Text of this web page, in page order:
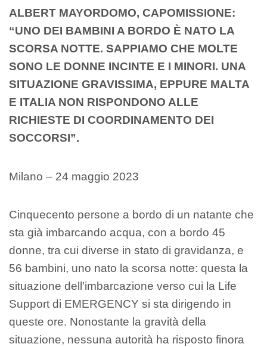
ALBERT MAYORDOMO, CAPOMISSIONE:
“UNO DEI BAMBINI A BORDO È NATO LA
SCORSA NOTTE. SAPPIAMO CHE MOLTE
SONO LE DONNE INCINTE E I MINORI. UNA
SITUAZIONE GRAVISSIMA, EPPURE MALTA
E ITALIA NON RISPONDONO ALLE
RICHIESTE DI COORDINAMENTO DEI
SOCCORSI”.
Milano – 24 maggio 2023
Cinquecento persone a bordo di un natante che
sta già imbarcando acqua, con a bordo 45
donne, tra cui diverse in stato di gravidanza, e
56 bambini, uno nato la scorsa notte: questa la
situazione dell’imbarcazione verso cui la Life
Support di EMERGENCY si sta dirigendo in
queste ore. Nonostante la gravità della
situazione, nessuna autorità ha risposto finora